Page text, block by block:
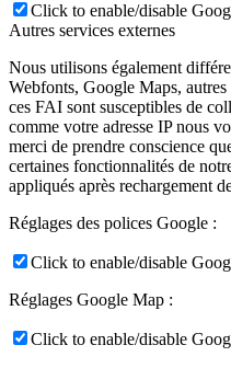
Click to enable/disable
Autres services externes
Nous utilisons également
Webfonts, Google Maps,
ces FAI sont susceptibles de
comme votre adresse IP nous
merci de prendre conscience
certaines fonctionnalités de
appliqués après rechargement
Réglages des polices Google :
Click to enable/disable
Réglages Google Map :
Click to enable/disable